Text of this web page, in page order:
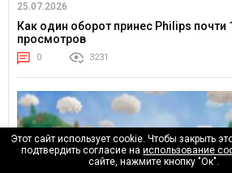
25.07.2026
Как один оборот принес Philips
просмотров
0 3231
Этот сайт использует cookie. Чтобы закрыть
подтвердить согласие наиспользование
сайте, нажмите кнопку "Ок".